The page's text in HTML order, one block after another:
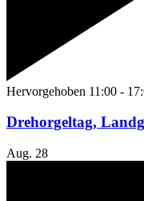
Hervorgehoben 11:00 -
Drehorgeltag,
Aug. 28